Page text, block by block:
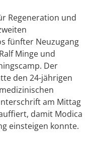
Regeneration und
fünfter Neuzugang
Minge und
Der
den 24-jährigen
am Mittag
damit Modica
einsteigen konnte.